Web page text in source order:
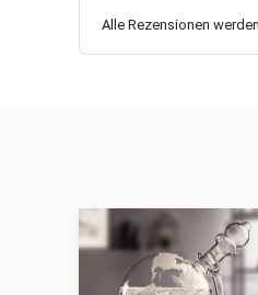
Alle Rezensionen